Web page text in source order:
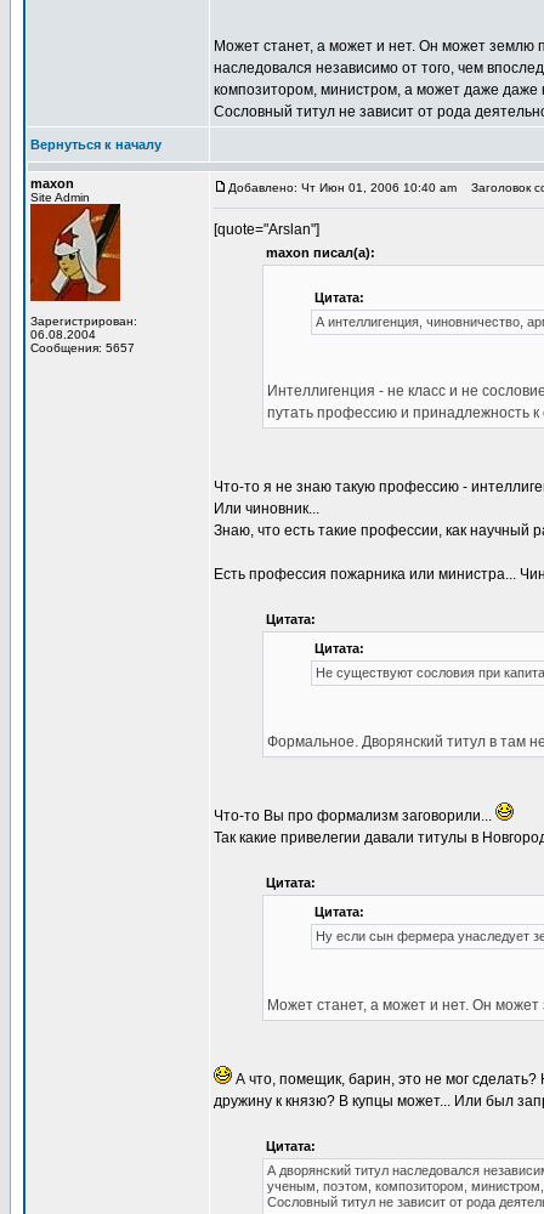
Может станет, а может и нет. Он может землю
наследовался независимо от того, чем
композитором, министром, а может даже даже
Сословный титул не зависит от рода
Вернуться к началу
maxon
Site Admin
Зарегистрирован:
06.08.2004
Сообщения: 5657
Добавлено: Чт Июн 01, 2006 10:40 am Заголовок
[quote="Arslan"]
maxon писал(а):
Цитата:
А интеллигенция, чиновничество,
Интеллигенция - не класс и не
путать профессию и принадлежность к
Что-то я не знаю такую профессию -
Или чиновник...
Знаю, что есть такие профессии, как научный
Есть профессия пожарника или министра...
Цитата:
Цитата:
Не существуют сословия при
Формальное. Дворянский титул в там
Что-то Вы про формализм заговорили...
Так какие привелегии давали титулы в
Цитата:
Цитата:
Ну если сын фермера унаследует
Может станет, а может и нет. Он
А что, помещик, барин, это не мог
дружину к князю? В купцы может... Или был
Цитата:
А дворянский титул наследовался
ученым, поэтом, композитором,
Сословный титул не зависит от рода